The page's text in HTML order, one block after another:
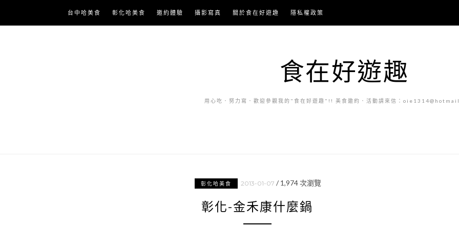
content
台中哈美食 彰化哈美食 邀約體驗 攝影寫真 關於食在好遊趣 隱私權政策
食在好遊趣
用心吃．努力寫．歡迎參觀我的"食在好遊趣"!! 美食邀約．活動請來信：
彰化哈美食 2013-01-07 / 1,974次瀏覽
彰化-金禾康什麼鍋